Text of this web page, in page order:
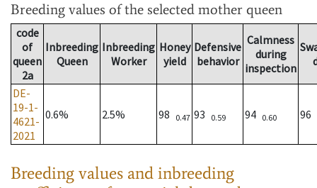
Breeding values of the selected mother queen
code
of
queen
2a
Inbreeding
Queen
Inbreeding
Worker
Honey
yield
Defensive
behavior
Calmness
during
inspection
DE-
19-1-
4621-
2021
0.6% 2.5% 98 0.47 93 0.59 94 0.60 96
Breeding values and inbreeding